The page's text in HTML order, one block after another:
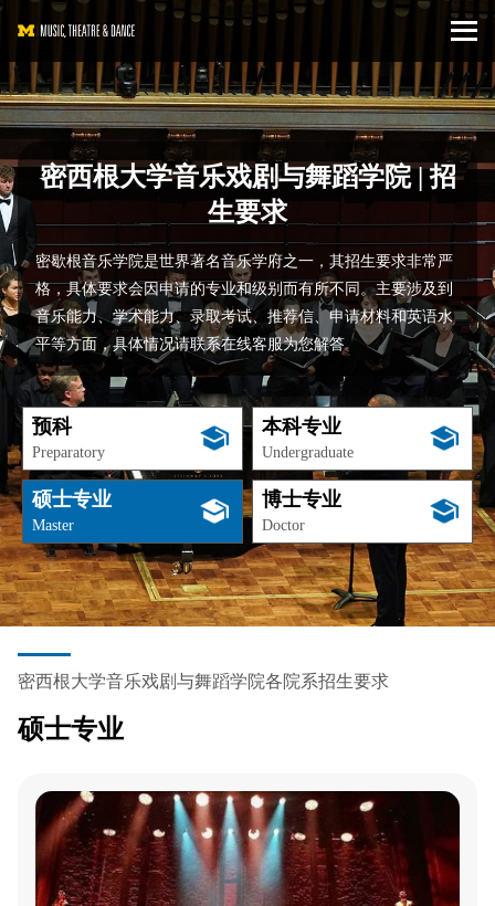
密西根大学音乐戏剧与舞蹈学院 | 招
生要求
密歇根音乐学院是世界著名音乐学府之一，其招生要求非常严
格，具体要求会因申请的专业和级别而有所不同。主要涉及到
音乐能力、学术能力、录取考试、推荐信、申请材料和英语水
平等方面，具体情况请联系在线客服为您解答
预科
Preparatory
本科专业
Undergraduate
硕士专业
Master
博士专业
Doctor
密西根大学音乐戏剧与舞蹈学院各院系招生要求
硕士专业